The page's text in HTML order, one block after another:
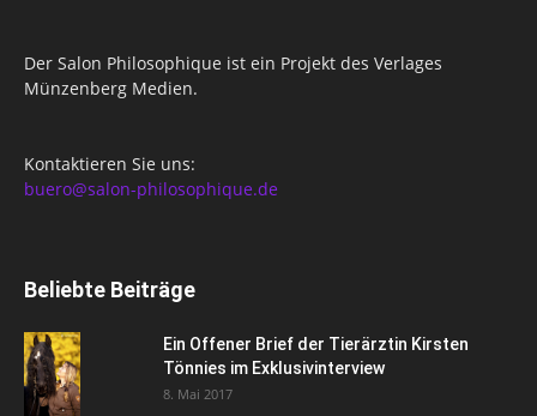
Der Salon Philosophique ist ein Projekt des Verlages
Münzenberg Medien.
Kontaktieren Sie uns:
buero@salon-philosophique.de
Beliebte Beiträge
Ein Offener Brief der Tierärztin Kirsten
Tönnies im Exklusivinterview
8. Mai 2017